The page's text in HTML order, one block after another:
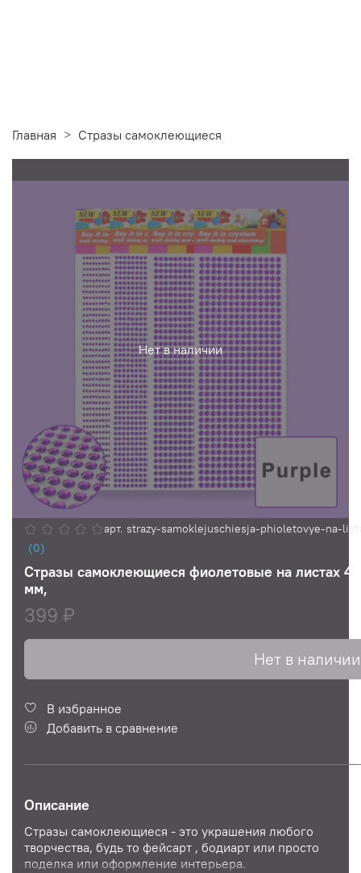
Главная Стразы самоклеющиеся
Нет в наличии
(0)
арт. strazy-samoklejuschiesja-phioletovye-na-
Стразы самоклеющиеся фиолетовые на листах
мм,
399 ₽
Нет в наличии
В избранное
Добавить в сравнение
Описание
Стразы самоклеющиеся - это украшения любого
творчества, будь то фейсарт , бодиарт или просто
поделка или оформление интерьера.